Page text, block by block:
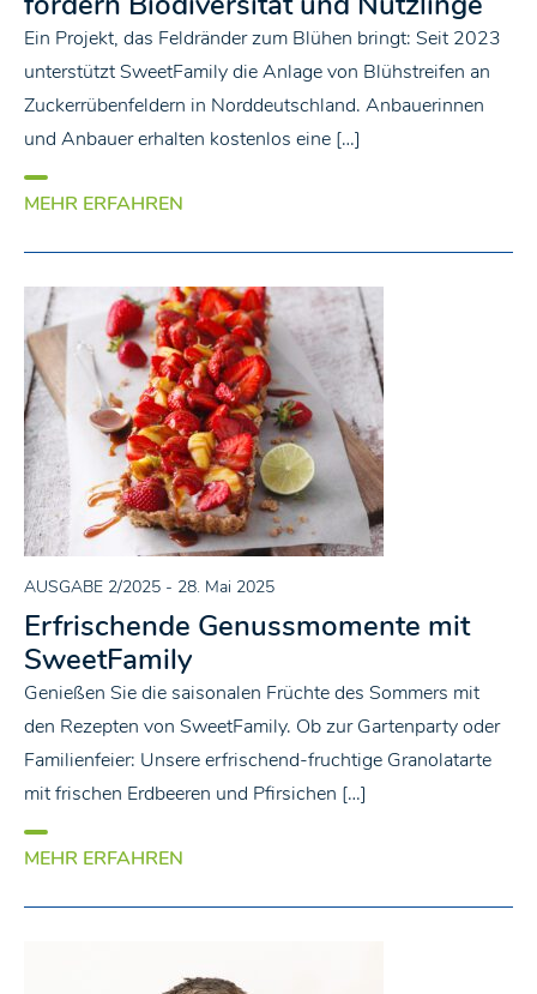
Ein Projekt, das Feldränder zum Blühen bringt: Seit 2023
unterstützt SweetFamily die Anlage von Blühstreifen an
Zuckerrübenfeldern in Norddeutschland. Anbauerinnen
und Anbauer erhalten kostenlos eine […]
MEHR ERFAHREN
AUSGABE 2/2025 - 28. Mai 2025
Erfrischende Genussmomente mit
SweetFamily
Genießen Sie die saisonalen Früchte des Sommers mit
den Rezepten von SweetFamily. Ob zur Gartenparty oder
Familienfeier: Unsere erfrischend-fruchtige Granolatarte
mit frischen Erdbeeren und Pfirsichen […]
MEHR ERFAHREN